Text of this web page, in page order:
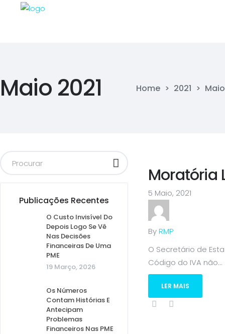
Maio 2021 Home > 2021 > Maio
Publicações Recentes
O Custo Invisível Do
Depois Logo Se Vê
Nas Decisões
Financeiras De Uma
PME
19 Março, 2026
Os Números
Contam Histórias E
Antecipam
Problemas
Financeiros Nas PME
Moratória
5 Maio, 2021
ByRMP
O Secretário de
Código do IVA não...
LER MAIS